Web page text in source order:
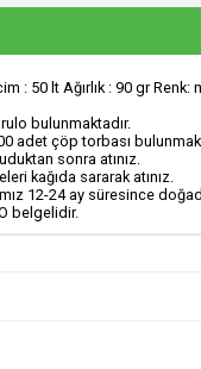
: 50 lt Ağırlık : 90 gr Renk:
bulunmaktadır.
adet çöp torbası
sonra atınız.
kağıda sararak atınız.
12-24 ay süresince
belgelidir.